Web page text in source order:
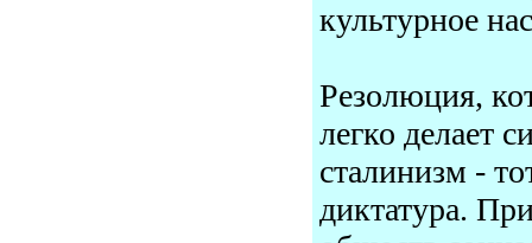
культурное
Резолюция,
легко делает
сталинизм -
диктатура.